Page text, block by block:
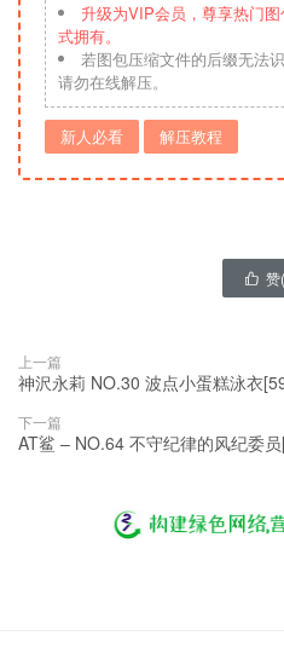
升级为VIP会员，尊享热门
式拥有。
若图包压缩文件的后缀无法
请勿在线解压。
新人必看 解压教程
 赞(
上一篇
神沢永莉 NO.30 波点小蛋糕泳衣
下一篇
AT鲨 – NO.64 不守纪律的风纪委